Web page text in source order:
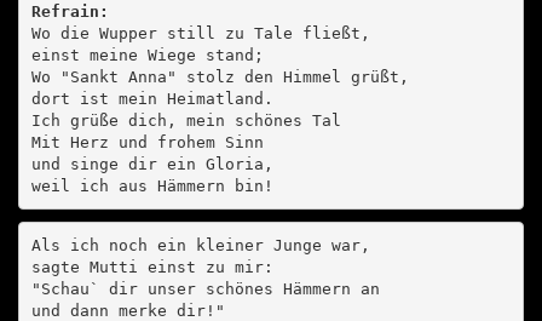
Refrain:
Wo die Wupper still zu Tale fließt,
einst meine Wiege stand;
Wo "Sankt Anna" stolz den Himmel grüßt,
dort ist mein Heimatland.
Ich grüße dich, mein schönes Tal
Mit Herz und frohem Sinn
und singe dir ein Gloria,
weil ich aus Hämmern bin!
Als ich noch ein kleiner Junge war,
sagte Mutti einst zu mir:
"Schau` dir unser schönes Hämmern an
und dann merke dir!"